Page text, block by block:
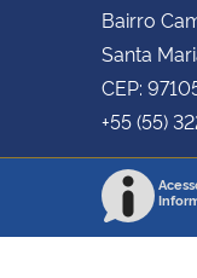
Bairro
Santa
CEP:
+55 (55)